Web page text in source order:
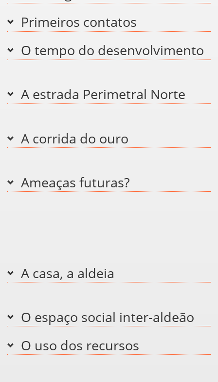
Primeiros contatos
O tempo do desenvolvimento
A estrada Perimetral Norte
A corrida do ouro
Ameaças futuras?
A casa, a aldeia
O espaço social inter-aldeão
O uso dos recursos